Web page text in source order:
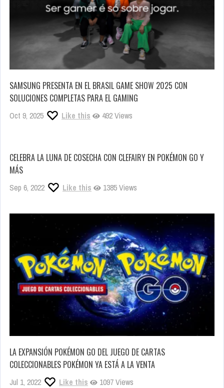
SAMSUNG PRESENTA EN EL BRASIL GAME SHOW 2025 CON
SOLUCIONES COMPLETAS PARA EL GAMING
Oct 9, 2025 Like this 492 Views
CELEBRA LA LUNA DE COSECHA CON CLEFAIRY EN POKÉMON GO Y
MÁS
Sep 6, 2022 Like this 1385 Views
LA EXPANSIÓN POKÉMON GO DEL JUEGO DE CARTAS
COLECCIONABLES POKÉMON YA ESTÁ A LA VENTA
Jul 1, 2022 Like this 1097 Views